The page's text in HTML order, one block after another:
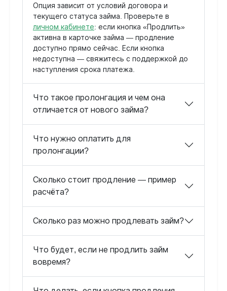
Опция зависит от условий договора и
текущего статуса займа. Проверьте в
личном кабинете: если кнопка «Продлить»
активна в карточке займа — продление
доступно прямо сейчас. Если кнопка
недоступна — свяжитесь с поддержкой до
наступления срока платежа.
Что такое пролонгация и чем она
отличается от нового займа?
Что нужно оплатить для
пролонгации?
Сколько стоит продление — пример
расчёта?
Сколько раз можно продлевать займ?
Что будет, если не продлить займ
вовремя?